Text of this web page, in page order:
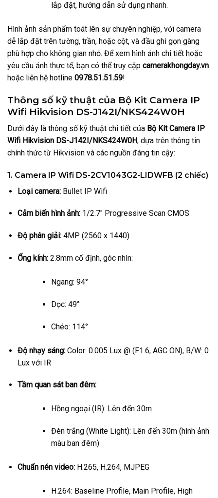
lắp đặt, hướng dẫn sử dụng nhanh.
Hình ảnh sản phẩm toát lên sự chuyên nghiệp, với camera
dễ lắp đặt trên tường, trần, hoặc cột, và đầu ghi gọn gàng
phù hợp cho không gian nhỏ. Để xem hình ảnh chi tiết hoặc
yêu cầu ảnh thực tế, bạn có thể truy cập camerakhongday.vn
hoặc liên hệ hotline 0978.51.51.59!
Thông số kỹ thuật của Bộ Kit Camera IP
Wifi Hikvision DS-J142I/NKS424W0H
Dưới đây là thông số kỹ thuật chi tiết của Bộ Kit Camera IP
Wifi Hikvision DS-J142I/NKS424W0H, dựa trên thông tin
chính thức từ Hikvision và các nguồn đáng tin cậy:
1. Camera IP Wifi DS-2CV1043G2-LIDWFB (2 chiếc)
Loại camera:Bullet IP Wifi
Cảm biến hình ảnh:1/2.7″ Progressive Scan CMOS
Độ phân giải:4MP (2560 x 1440)
Ống kính:2.8mm cố định, góc nhìn:
Ngang: 94°
Dọc: 49°
Chéo: 114°
Độ nhạy sáng:Color: 0.005 Lux @ (F1.6, AGC ON), B/W: 0
Lux với IR
Tầm quan sát ban đêm:
Hồng ngoại (IR): Lên đến 30m
Đèn trắng (White Light): Lên đến 30m (hình ảnh
màu ban đêm)
Chuẩn nén video:H.265, H.264, MJPEG
H.264: Baseline Profile, Main Profile, High